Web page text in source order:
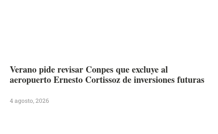
Verano pide revisar Conpes que excluye al
aeropuerto Ernesto Cortissoz de inversiones futuras
4 agosto, 2026